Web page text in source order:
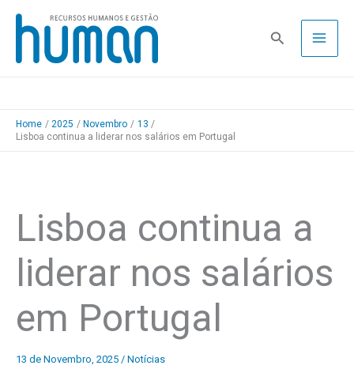
Skip
content
Pesquisa
Home 2025 Novembro
13
Lisboa continua a liderar nos salários em Portugal
Lisboa continua a
liderar nos salários
em Portugal
13 de Novembro, 2025 / Notícias